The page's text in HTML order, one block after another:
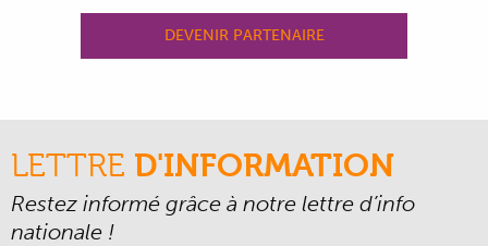
DEVENIR PARTENAIRE
LETTRE D'INFORMATION
Restez informé grâce à notre lettre d’info
nationale !